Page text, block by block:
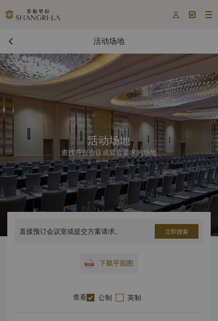
  
活动场地
活动场地
查找符合会议或宴会要求的场地
直接预订会议室或提交方案请求。 立即搜索
下载平面图
查看 公制 英制